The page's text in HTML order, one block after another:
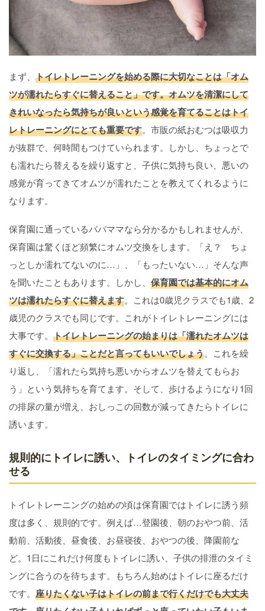
まず、 トイレトレーニングを始める際に大切なことは「オム
ツが濡れたらすぐに替えること」です。オムツを清潔にして
きれいなったら気持ちが良いという感覚を育てることはトイ
レトレーニングにとても重要です。市販の紙おむつは吸収力
が抜群で、何時間もつけていられます。しかし、ちょっとで
も濡れたら替えるを繰り返すと、子供に気持ち良い、悪いの
感覚が育ってきてオムツが濡れたことを教えてくれるように
なります。
保育園に通っているパパママなら分かるかもしれませんが、
保育園は驚くほど頻繁にオムツ交換をします。「え？ ちょ
っとしか濡れてないのに…」、「もったいない…」そんな声
を聞いたこともあります。しかし、 保育園では基本的にオム
ツは濡れたらすぐに替えます。これは0歳児クラスでも1歳、2
歳児のクラスでも同じです。これがトイレトレーニングには
大事です。 トイレトレーニングの始まりは「濡れたオムツは
すぐに交換する」ことだと言ってもいいでしょう。これを繰
り返し、「濡れたら気持ち悪いからオムツを替えてもらお
う」という気持ちを育てます。そして、歩けるようになり1回
の排尿の量が増え、おしっこの回数が減ってきたらトイレに
誘います。
規則的にトイレに誘い、トイレのタイミングに合わ
せる
トイレトレーニングの始めの頃は保育園ではトイレに誘う頻
度は多く、規則的です。例えば…登園後、朝のおやつ前、活
動前、活動後、昼食後、お昼寝後、おやつの後、降園前な
ど。1日にこれだけ何度もトイレに誘い、子供の排泄のタイミ
ングに合うのを待ちます。もちろん始めはトイレに座るだけ
です。 座りたくない子はトイレの前まで行くだけでも大丈夫